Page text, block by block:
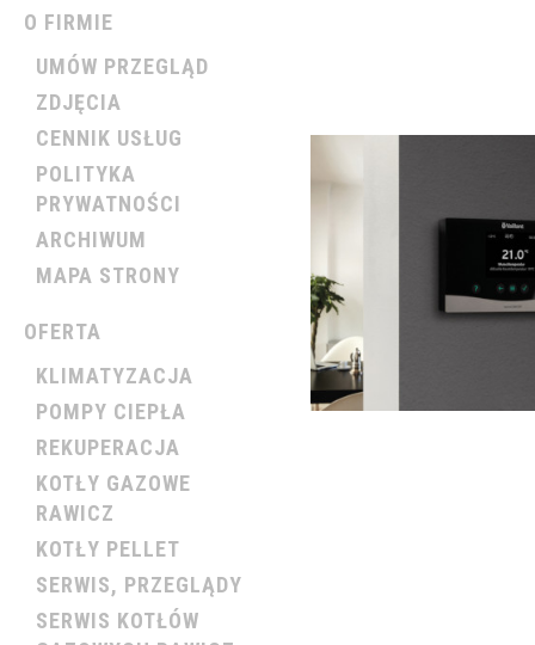
O FIRMIE
UMÓW PRZEGLĄD
ZDJĘCIA
CENNIK USŁUG
POLITYKA
PRYWATNOŚCI
ARCHIWUM
MAPA STRONY
OFERTA
KLIMATYZACJA
POMPY CIEPŁA
REKUPERACJA
KOTŁY GAZOWE
RAWICZ
KOTŁY PELLET
SERWIS, PRZEGLĄDY
SERWIS KOTŁÓW